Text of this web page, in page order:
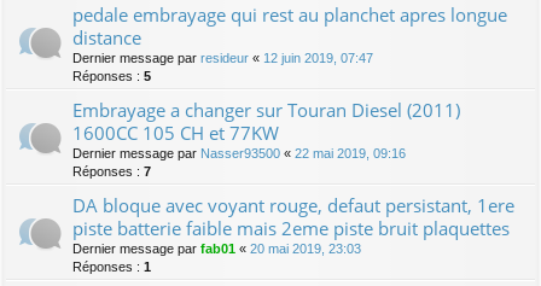
pedale embrayage qui rest au planchet apres longue
distance
Dernier message par resideur « 12 juin 2019, 07:47
Réponses : 5
Embrayage a changer sur Touran Diesel (2011)
1600CC 105 CH et 77KW
Dernier message par Nasser93500 « 22 mai 2019, 09:16
Réponses : 7
DA bloque avec voyant rouge, defaut persistant, 1ere
piste batterie faible mais 2eme piste bruit plaquettes
Dernier message par fab01 « 20 mai 2019, 23:03
Réponses : 1